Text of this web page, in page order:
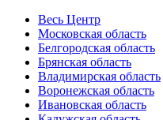
Весь Центр
Московская область
Белгородская область
Брянская область
Владимирская область
Воронежская область
Ивановская область